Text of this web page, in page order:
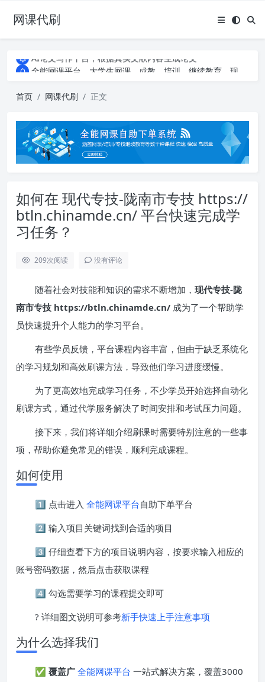
网课代刷
AI论文写作平台，根据真实文献内容生成论文
全能网课平台，大学生网课、成教、培训、继续教育。现已接入代刷代考项目3000+
全能网课平台，大学生网课、成教、培训、继续教育。现已接入代刷代考项目3000+
首页 网课代刷 正文
如何在 现代专技-陇南市专技 https://
btln.chinamde.cn/ 平台快速完成学
习任务？
209次阅读 没有评论
随着社会对技能和知识的需求不断增加， 现代专技-陇
南市专技 https://btln.chinamde.cn/ 成为了一个帮助学
员快速提升个人能力的学习平台。
有些学员反馈，平台课程内容丰富，但由于缺乏系统化
的学习规划和高效刷课方法，导致他们学习进度缓慢。
为了更高效地完成学习任务，不少学员开始选择自动化
刷课方式，通过代学服务解决了时间安排和考试压力问题。
接下来，我们将详细介绍刷课时需要特别注意的一些事
项，帮助你避免常见的错误，顺利完成课程。
如何使用
1️⃣ 点击进入 全能网课平台自助下单平台
2️⃣ 输入项目关键词找到合适的项目
3️⃣ 仔细查看下方的项目说明内容，按要求输入相应的
账号密码数据，然后点击获取课程
4️⃣ 勾选需要学习的课程提交即可
? 详细图文说明可参考新手快速上手注意事项
为什么选择我们
✅ 覆盖广 全能网课平台 一站式解决方案，覆盖3000